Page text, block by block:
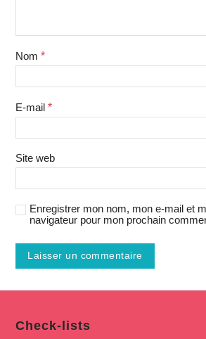
Nom *
E-mail *
Site web
Enregistrer mon nom, mon e-mail et
navigateur pour mon prochain
Check-lists